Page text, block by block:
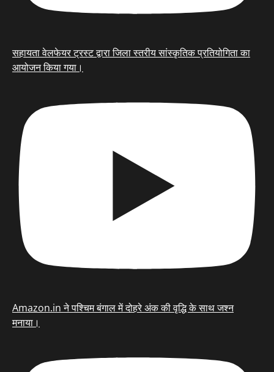
सहायता वेलफेयर ट्रस्ट द्वारा जिला स्तरीय सांस्कृतिक प्रतियोगिता का
आयोजन किया गया।
Amazon.in ने पश्चिम बंगाल में दोहरे अंक की वृद्धि के साथ जश्न
मनाया।